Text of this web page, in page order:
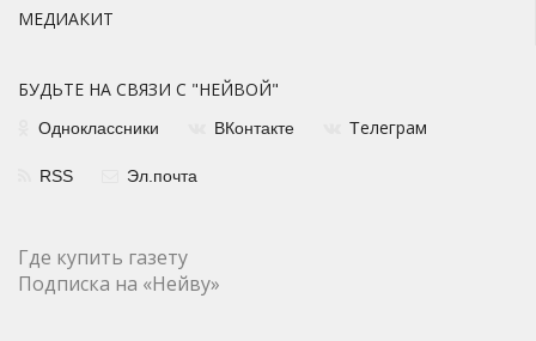
МЕДИАКИТ
БУДЬТЕ НА СВЯЗИ С "НЕЙВОЙ"
Одноклассники ВКонтакте Телеграм
RSS Эл.почта
Где купить газету
Подписка на «Нейву»